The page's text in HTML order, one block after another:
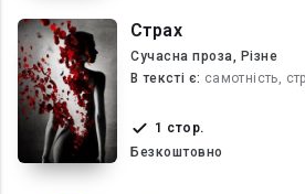
Страх
Сучасна проза, Різне
В текcті є: самотність,
1 стор.
Безкоштовно